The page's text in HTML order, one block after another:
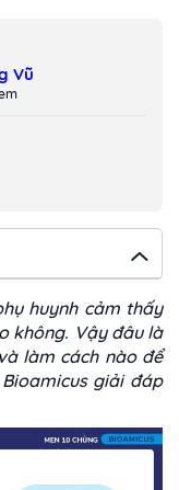
Vũ
huynh cảm thấy
không. Vậy đâu là
làm cách nào để
giải đáp